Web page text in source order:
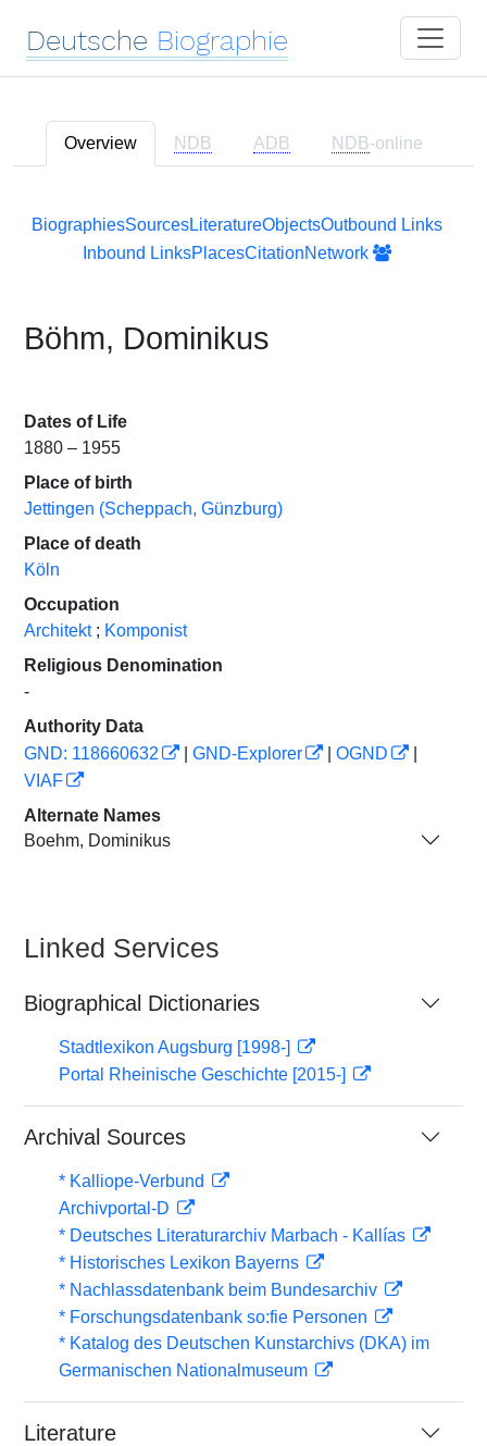
Deutsche Biographie
Overview NDB ADB NDB-online
BiographiesSourcesLiteratureObjectsOutbound Links
Inbound LinksPlacesCitationNetwork
Böhm, Dominikus
Dates of Life
1880 – 1955
Place of birth
Jettingen (Scheppach, Günzburg)
Place of death
Köln
Occupation
Architekt ; Komponist
Religious Denomination
-
Authority Data
GND: 118660632
GND-Explorer OGND
VIAF
Alternate Names
Boehm, Dominikus
Linked Services
Biographical Dictionaries
Stadtlexikon Augsburg [1998-]
Portal Rheinische Geschichte [2015-]
Archival Sources
* Kalliope-Verbund
Archivportal-D
* Deutsches Literaturarchiv Marbach - Kallías
* Historisches Lexikon Bayerns
* Nachlassdatenbank beim Bundesarchiv
* Forschungsdatenbank so:fie Personen
* Katalog des Deutschen Kunstarchivs (DKA) im
Germanischen Nationalmuseum
Literature